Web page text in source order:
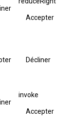
Accepter
Décliner
invoke
Accepter